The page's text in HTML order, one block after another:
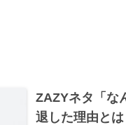
ZAZYネタ「な
退した理由とは